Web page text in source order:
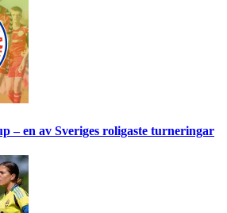
– en av Sveriges roligaste turneringar